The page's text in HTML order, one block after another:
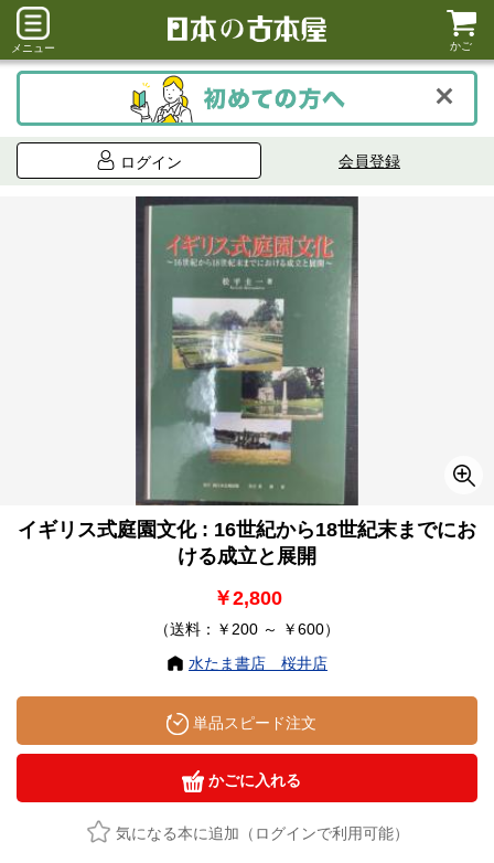
メニュー かご
ログイン 会員登録
イギリス式庭園文化 : 16世紀から18世紀末までにお
ける成立と展開
￥2,800
（送料：￥200 ～ ￥600）
水たま書店 桜井店
単品スピード注文
かごに入れる
気になる本に追加（ログインで利用可能）